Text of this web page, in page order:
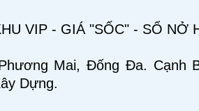
VIP - GIÁ "SỐC" - SỔ NỞ
Mai, Đống Đa. Cạnh
Dựng.